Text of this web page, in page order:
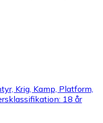
Krig, Kamp, Platform,
18 år